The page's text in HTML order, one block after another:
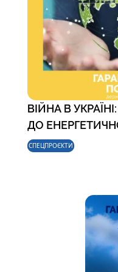
СПЕЦПРОЄКТИ
ВІЙНА В
ДО